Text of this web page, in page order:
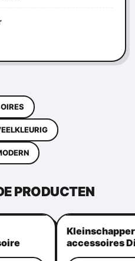
PRODUCTEN
accessoires
Vrijstaand